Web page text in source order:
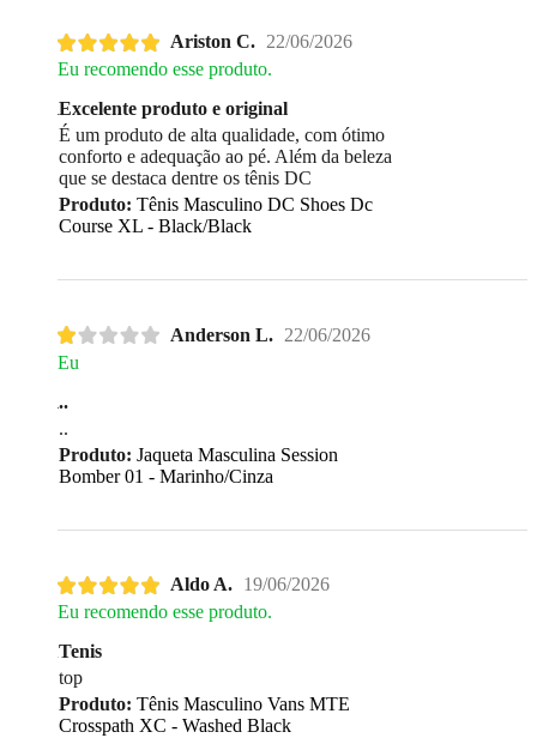
Ariston C. 22/06/2026
Eu recomendo esse produto.
Excelente produto e original
É um produto de alta qualidade, com ótimo
conforto e adequação ao pé. Além da beleza
que se destaca dentre os tênis DC
Produto: Tênis Masculino DC Shoes Dc
Course XL - Black/Black
Anderson L. 22/06/2026
Eu
..
..
Produto: Jaqueta Masculina Session
Bomber 01 - Marinho/Cinza
Aldo A. 19/06/2026
Eu recomendo esse produto.
Tenis
top
Produto: Tênis Masculino Vans MTE
Crosspath XC - Washed Black